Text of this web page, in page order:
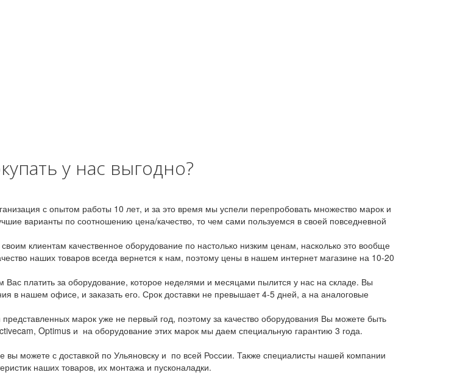
у нас выгодно?
с опытом работы 10 лет, и за это время мы успели перепробовать множество марок и
варианты по соотношению цена/качество, то чем сами пользуемся в своей повседневной
клиентам качественное оборудование по настолько низким ценам, насколько это вообще
наших товаров всегда вернется к нам, поэтому цены в нашем интернет магазине на 10-20
платить за оборудование, которое неделями и месяцами пылится у нас на складе. Вы
в нашем офисе, и заказать его. Срок доставки не превышает 4-5 дней, а на аналоговые
марок уже не первый год, поэтому за качество оборудования Вы можете быть
Optimus и на оборудование этих марок мы даем специальную гарантию 3 года.
вы можете с доставкой по Ульяновску и по всей России. Также специалисты нашей компании
наших товаров, их монтажа и пусконаладки.